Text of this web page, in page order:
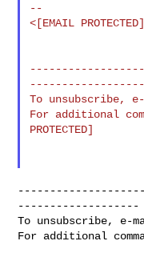
--
<[EMAIL
To unsubscribe, e-
For additional
PROTECTED]
-------------------
To unsubscribe, e-
For additional